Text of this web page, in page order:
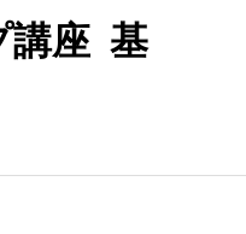
講座 基